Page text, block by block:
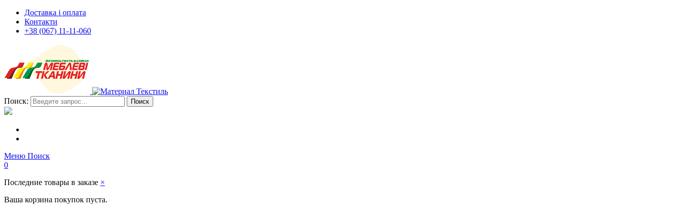
Доставка і оплата
Контакти
+38 (067) 11-11-060
Поиск: Поиск
Меню Поиск
0
Последние товары в заказе ×
Ваша корзина покупок пуста.